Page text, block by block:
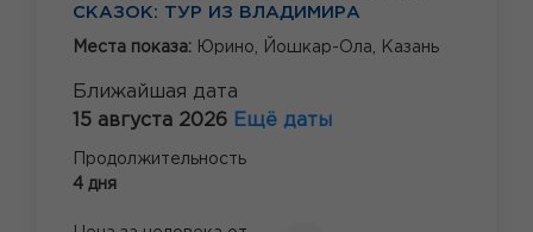
СКАЗОК: ТУР ИЗ ВЛАДИМИРА
Места показа: Юрино, Йошкар-Ола, Казань
Ближайшая дата
15 августа 2026 Ещё даты
Продолжительность
4 дня